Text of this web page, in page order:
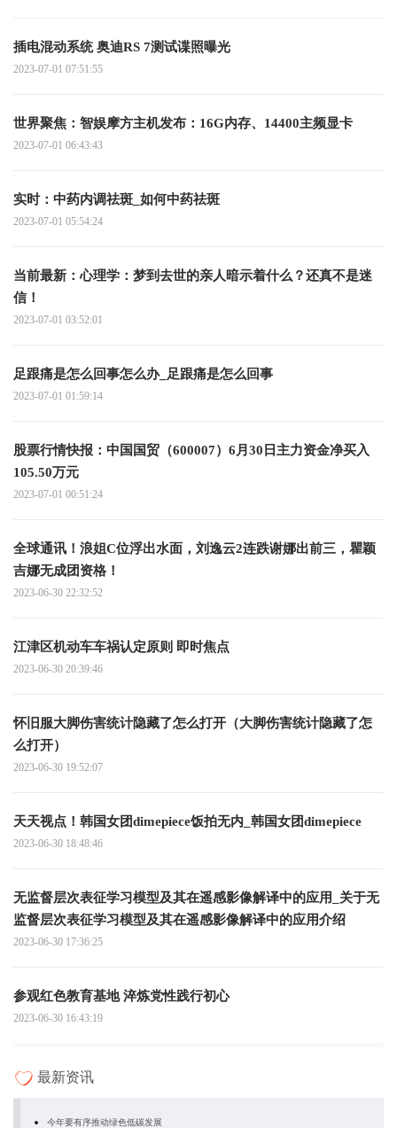
插电混动系统 奥迪RS 7测试谍照曝光
2023-07-01 07:51:55
世界聚焦：智娱摩方主机发布：16G内存、14400主频显卡
2023-07-01 06:43:43
实时：中药内调祛斑_如何中药祛斑
2023-07-01 05:54:24
当前最新：心理学：梦到去世的亲人暗示着什么？还真不是迷
信！
2023-07-01 03:52:01
足跟痛是怎么回事怎么办_足跟痛是怎么回事
2023-07-01 01:59:14
股票行情快报：中国国贸（600007）6月30日主力资金净买入
105.50万元
2023-07-01 00:51:24
全球通讯！浪姐C位浮出水面，刘逸云2连跌谢娜出前三，瞿颖
吉娜无成团资格！
2023-06-30 22:32:52
江津区机动车车祸认定原则 即时焦点
2023-06-30 20:39:46
怀旧服大脚伤害统计隐藏了怎么打开（大脚伤害统计隐藏了怎
么打开）
2023-06-30 19:52:07
天天视点！韩国女团dimepiece饭拍无内_韩国女团dimepiece
2023-06-30 18:48:46
无监督层次表征学习模型及其在遥感影像解译中的应用_关于无
监督层次表征学习模型及其在遥感影像解译中的应用介绍
2023-06-30 17:36:25
参观红色教育基地 淬炼党性践行初心
2023-06-30 16:43:19
最新资讯
今年要有序推动绿色低碳发展